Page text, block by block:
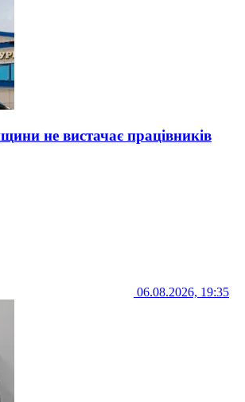
не вистачає працівників
06.08.2026, 19:35